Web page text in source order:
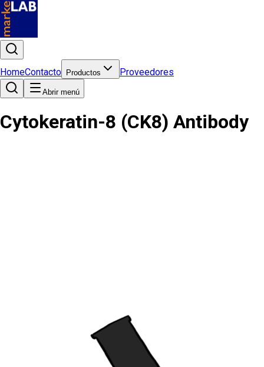
HomeContacto Productos Proveedores
Abrir menú
Cytokeratin-8 (CK8) Antibody